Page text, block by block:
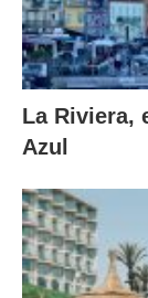
La Riviera,
Azul